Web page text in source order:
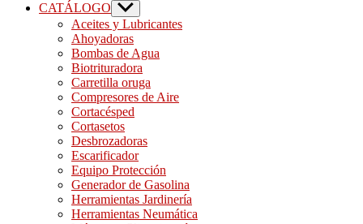
CATÁLOGO Show
sub
menu
Aceites y Lubricantes
Ahoyadoras
Bombas de Agua
Biotrituradora
Carretilla oruga
Compresores de Aire
Cortacésped
Cortasetos
Desbrozadoras
Escarificador
Equipo Protección
Generador de Gasolina
Herramientas Jardinería
Herramientas Neumática